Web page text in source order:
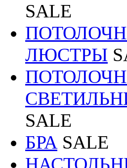
SALE
ЛЮСТРЫ
SALE
БРА SALE